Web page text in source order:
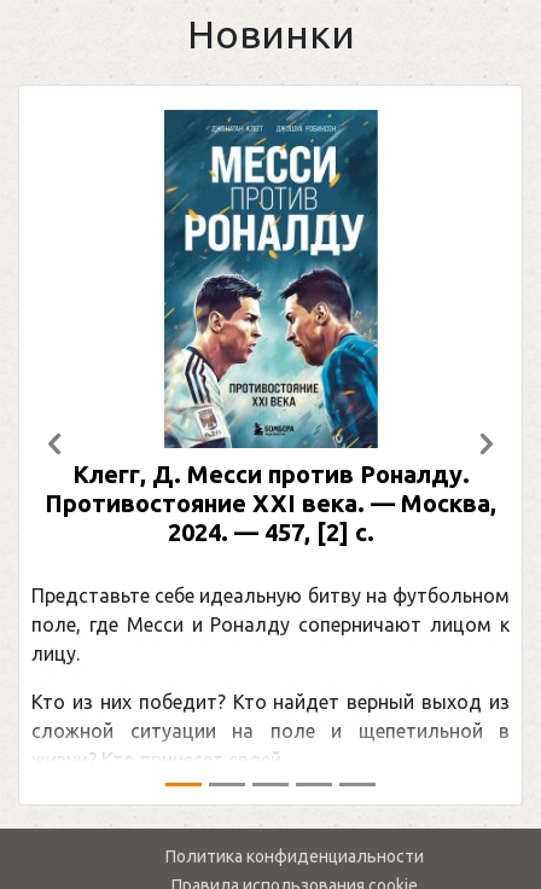
Новинки
Клегг, Д. Месси против Роналду.
Противостояние XXI века. — Москва,
2024. — 457, [2] с.
Представьте себе идеальную битву на футбольном
поле, где Месси и Роналду соперничают лицом к
лицу.
Кто из них победит? Кто найдет верный выход из
сложной ситуации на поле и щепетильной в
жизни? Кто принесет своей ...
Предыдущий
Политика конфиденциальности